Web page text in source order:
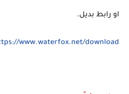
او رابط بديل.
www.waterfox.net/download